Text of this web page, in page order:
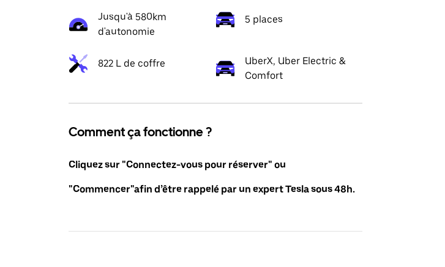
Jusqu'à 580km
d'autonomie
5 places
822 L de coffre
UberX, Uber Electric &
Comfort
Comment ça fonctionne ?
Cliquez sur "Connectez-vous pour réserver" ou
"Commencer"afin d’être rappelé par un expert Tesla sous 48h.